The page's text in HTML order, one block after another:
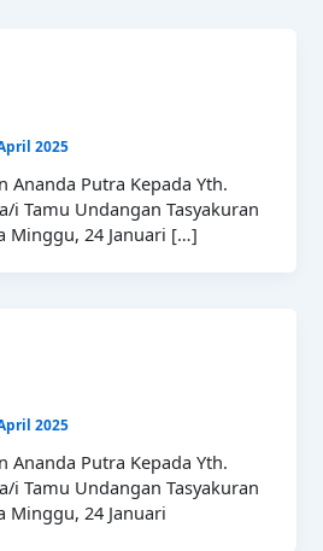
2025
Ananda Putra Kepada Yth.
i Tamu Undangan Tasyakuran
Minggu, 24 Januari […]
2025
Ananda Putra Kepada Yth.
i Tamu Undangan Tasyakuran
Minggu, 24 Januari